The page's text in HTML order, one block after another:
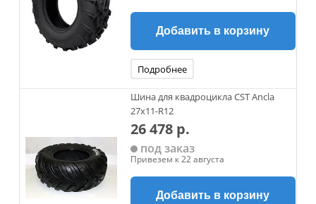
Добавить в корзину
Подробнее
Шина для квадроцикла CST Ancla
27x11-R12
26 478 р.
под заказ
Привезем к 22 августа
Добавить в корзину